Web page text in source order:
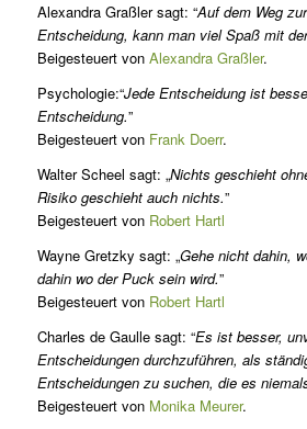
Alexandra Graßler sagt: “Auf dem Weg
Entscheidung, kann man viel Spaß mit
Beigesteuert von Alexandra Graßler.
Psychologie:“Jede Entscheidung ist
Entscheidung.”
Beigesteuert von Frank Doerr.
Walter Scheel sagt: „Nichts geschieht
Risiko geschieht auch nichts.”
Beigesteuert von Robert Hartl
Wayne Gretzky sagt: „Gehe nicht dahin,
dahin wo der Puck sein wird.”
Beigesteuert von Robert Hartl
Charles de Gaulle sagt: “Es ist besser,
Entscheidungen durchzuführen, als
Entscheidungen zu suchen, die es
Beigesteuert von Monika Meurer.